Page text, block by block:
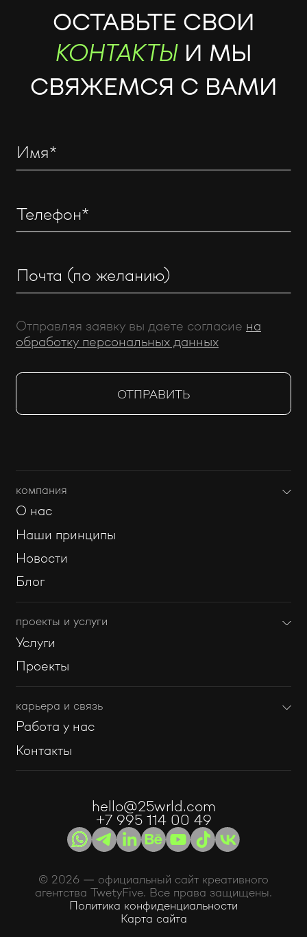
ОСТАВЬТЕ СВОИ
КОНТАКТЫИ МЫ
СВЯЖЕМСЯ С ВАМИ
Отправляя заявку вы даете согласие на
обработку персональных данных
компания
О нас
Наши принципы
Новости
Блог
проекты и услуги
Услуги
Проекты
карьера и связь
Работа у нас
Контакты
hello@25wrld.com
+7 995 114 00 49
© 2026 — официальный сайт креативного
агентства TwetyFive. Все права защищены.
Политика конфиденциальности
Карта сайта